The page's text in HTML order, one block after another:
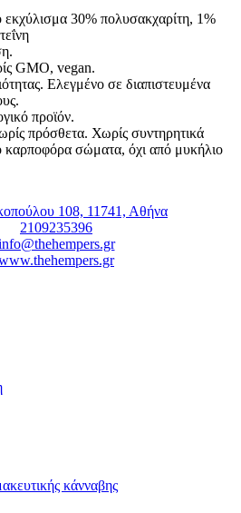
30% πολυσακχαρίτη, 1%
GMO, vegan.
Ελεγμένο σε διαπιστευμένα
προϊόν.
πρόσθετα. Χωρίς συντηρητικά
καρποφόρα σώματα, όχι από μυκήλιο
108, 11741, Αθήνα
2109235396
κάνναβης